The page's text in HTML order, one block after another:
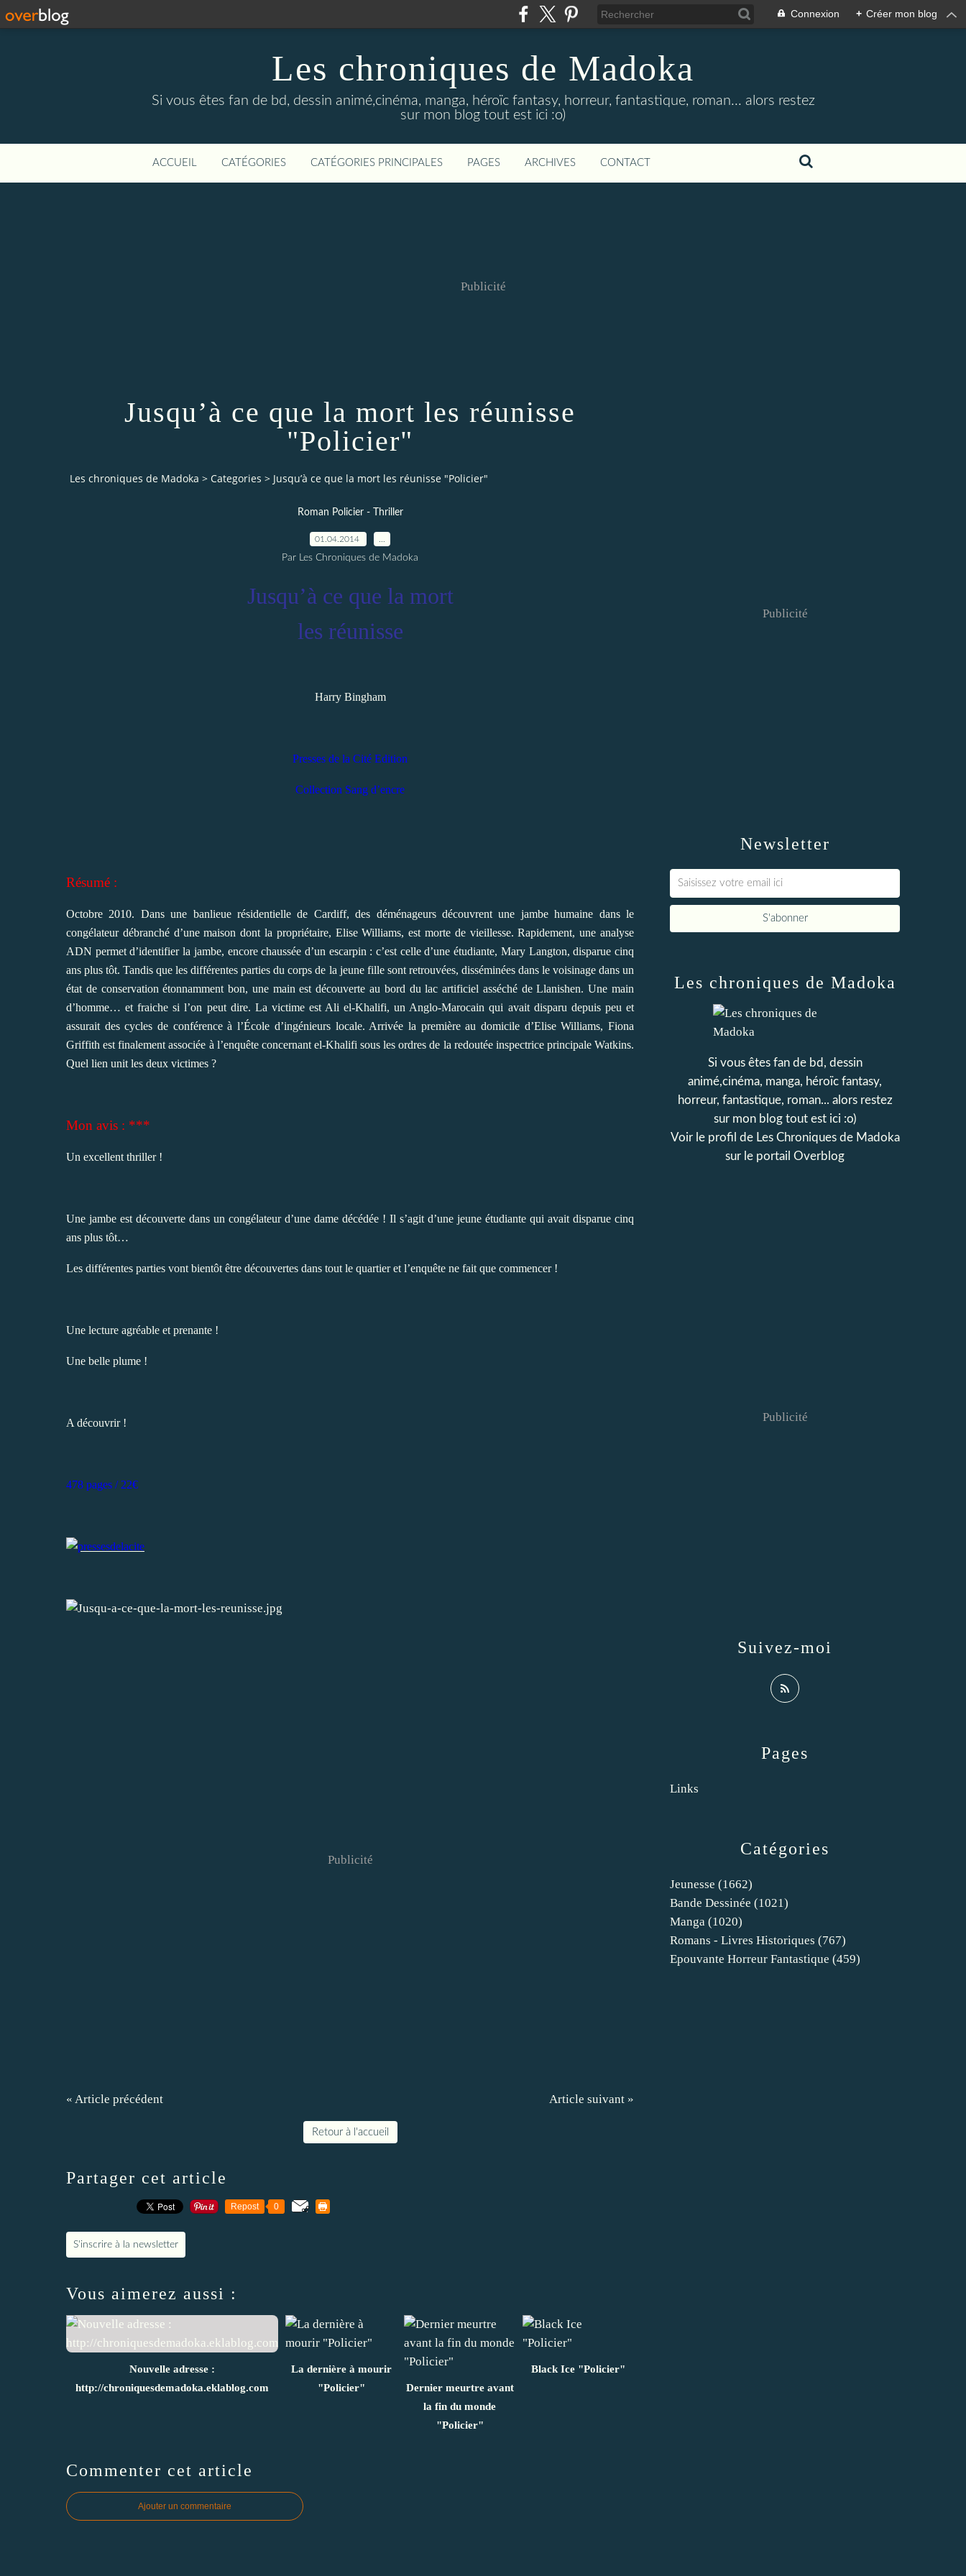
Connexion + Créer mon blog
Les chroniques de Madoka
Si vous êtes fan de bd, dessin animé,cinéma, manga, héroïc fantasy, horreur, fantastique, roman... alors restez
sur mon blog tout est ici :o)
ACCUEIL CATÉGORIES CATÉGORIES PRINCIPALES PAGES ARCHIVES CONTACT
Publicité
Jusqu’à ce que la mort les réunisse
"Policier"
Les chroniques de Madoka > Categories > Jusqu’à ce que la mort les réunisse "Policier"
Roman Policier - Thriller
01.04.2014
Par Les Chroniques de Madoka
Jusqu’à ce que la mort
les réunisse
Harry Bingham
Presses de la Cité Edition
Collection Sang d’encre
Résumé :
Octobre 2010. Dans une banlieue résidentielle de Cardiff, des déménageurs découvrent une jambe humaine dans le
congélateur débranché d’une maison dont la propriétaire, Elise Williams, est morte de vieillesse. Rapidement, une analyse
ADN permet d’identifier la jambe, encore chaussée d’un escarpin : c’est celle d’une étudiante, Mary Langton, disparue cinq
ans plus tôt. Tandis que les différentes parties du corps de la jeune fille sont retrouvées, disséminées dans le voisinage dans un
état de conservation étonnamment bon, une main est découverte au bord du lac artificiel asséché de Llanishen. Une main
d’homme… et fraiche si l’on peut dire. La victime est Ali el-Khalifi, un Anglo-Marocain qui avait disparu depuis peu et
assurait des cycles de conférence à l’École d’ingénieurs locale. Arrivée la première au domicile d’Elise Williams, Fiona
Griffith est finalement associée à l’enquête concernant el-Khalifi sous les ordres de la redoutée inspectrice principale Watkins.
Quel lien unit les deux victimes ?
Mon avis : ***
Un excellent thriller !
Une jambe est découverte dans un congélateur d’une dame décédée ! Il s’agit d’une jeune étudiante qui avait disparue cinq
ans plus tôt…
Les différentes parties vont bientôt être découvertes dans tout le quartier et l’enquête ne fait que commencer !
Une lecture agréable et prenante !
Une belle plume !
A découvrir !
478 pages / 22€
Publicité
« Article précédent Article suivant »
Retour à l'accueil
Partager cet article
Repost 0
S'inscrire à la newsletter
Vous aimerez aussi :
Nouvelle adresse :
http://chroniquesdemadoka.eklablog.com
La dernière à mourir
"Policier"
Dernier meurtre avant
la fin du monde
"Policier"
Black Ice "Policier"
Commenter cet article
Ajouter un commentaire
Newsletter
Publicité
Catégories
Jeunesse (1662)
Bande Dessinée (1021)
Manga (1020)
Romans - Livres Historiques (767)
Epouvante Horreur Fantastique (459)
Pages
Links
Les chroniques de Madoka
Si vous êtes fan de bd, dessin
animé,cinéma, manga, héroïc fantasy,
horreur, fantastique, roman... alors restez
sur mon blog tout est ici :o)
Voir le profil de Les Chroniques de Madoka
sur le portail Overblog
Suivez-moi
Publicité